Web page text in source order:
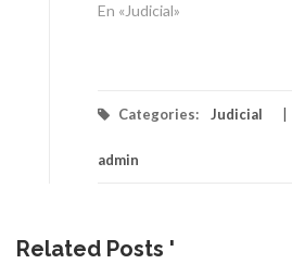
En «Judicial»
Categories: Judicial
admin
Related Posts '